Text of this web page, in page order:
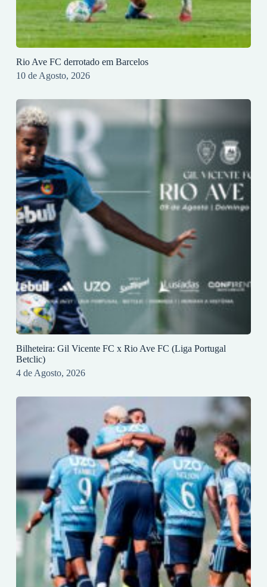
Rio Ave FC derrotado em Barcelos
10 de Agosto, 2026
Bilheteira: Gil Vicente FC x Rio Ave FC (Liga Portugal
Betclic)
4 de Agosto, 2026